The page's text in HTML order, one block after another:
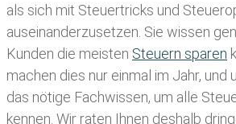
als sich mit Steuertricks und
auseinanderzusetzen. Sie wissen
Kunden die meisten Steuern sparen
machen dies nur einmal im Jahr, und
das nötige Fachwissen, um alle
kennen. Wir raten Ihnen deshalb